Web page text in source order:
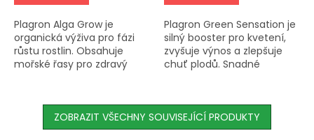
Plagron Alga Grow je
organická výživa pro fázi
růstu rostlin. Obsahuje
mořské řasy pro zdravý
chlorofylu. Stimuluje růst
Plagron Green Sensation je
silný booster pro kvetení,
zvyšuje výnos a zlepšuje
chuť plodů. Snadné
ZOBRAZIT VŠECHNY SOUVISEJÍCÍ PRODUKTY